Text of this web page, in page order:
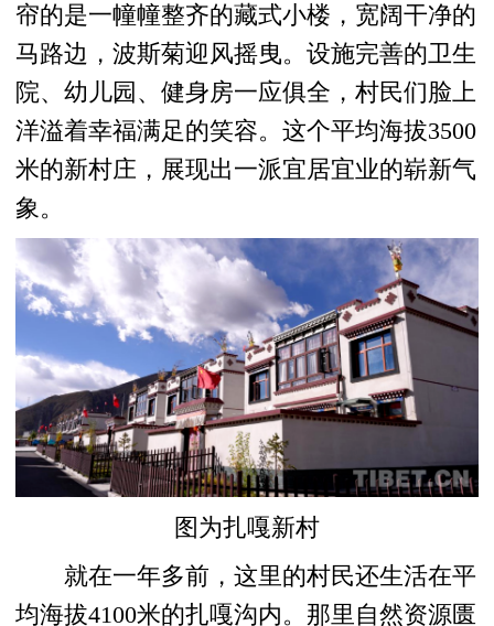
帘的是一幢幢整齐的藏式小楼，宽阔干净的
马路边，波斯菊迎风摇曳。设施完善的卫生
院、幼儿园、健身房一应俱全，村民们脸上
洋溢着幸福满足的笑容。这个平均海拔3500
米的新村庄，展现出一派宜居宜业的崭新气
象。
图为扎嘎新村
就在一年多前，这里的村民还生活在平
均海拔4100米的扎嘎沟内。那里自然资源匮